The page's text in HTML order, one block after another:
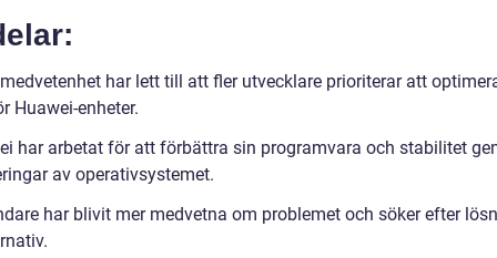
har lett till att fler utvecklare prioriterar att
Huawei-enheter.
har arbetat för att förbättra sin programvara och stabilitet
av operativsystemet.
har blivit mer medvetna om problemet och söker efter